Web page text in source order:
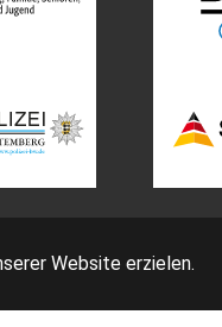
Website erzielen.